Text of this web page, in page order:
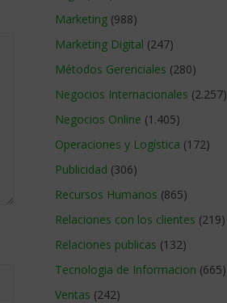
Marketing (988)
Marketing Digital (247)
Métodos Gerenciales (280)
Negocios Internacionales (2.257)
Negocios Online (1.405)
Operaciones y Logística (172)
Publicidad (306)
Recursos Humanos (865)
Relaciones con los clientes (219)
Relaciones publicas (132)
Tecnologia de Informacion (665)
Ventas (242)